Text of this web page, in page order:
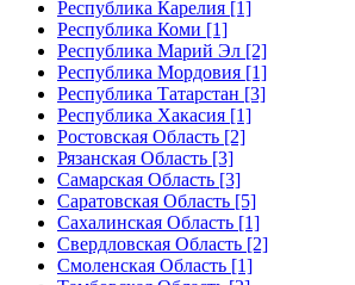
Республика Карелия [1]
Республика Коми [1]
Республика Марий Эл [2]
Республика Мордовия [1]
Республика Татарстан [3]
Республика Хакасия [1]
Ростовская Область [2]
Рязанская Область [3]
Самарская Область [3]
Саратовская Область [5]
Сахалинская Область [1]
Свердловская Область [2]
Смоленская Область [1]